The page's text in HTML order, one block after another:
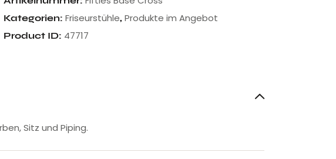
Kategorien: Friseurstühle, Produkte im Angebot
Product ID: 47717
Sitz und Piping.